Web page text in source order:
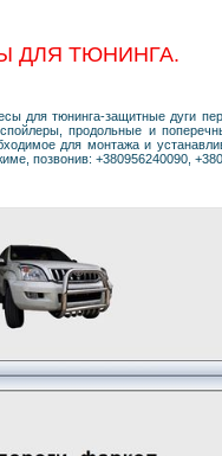
ДЛЯ ТЮНИНГА.
для тюнинга-защитные дуги
продольные и
для монтажа и
позвонив: +380956240090,